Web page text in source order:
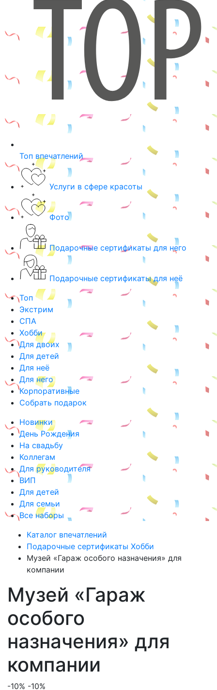
Топ впечатлений
Услуги в сфере красоты
Фото
Подарочные сертификаты для него
Подарочные сертификаты для неё
Топ
Экстрим
СПА
Хобби
Для двоих
Для детей
Для неё
Для него
Корпоративные
Собрать подарок
Новинки
День Рождения
На свадьбу
Коллегам
Для руководителя
ВИП
Для детей
Для семьи
Все наборы
Каталог впечатлений
Подарочные сертификаты Хобби
Музей «Гараж особого назначения» для
компании
Музей «Гараж
особого
назначения» для
компании
-10% -10%